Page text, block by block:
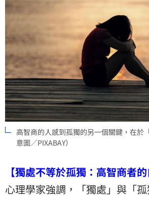
高智商的人感到孤獨的另一個關鍵，在於
意圖／PIXABAY）
【獨處不等於孤獨：高智商者的
心理學家強調，「獨處」與「